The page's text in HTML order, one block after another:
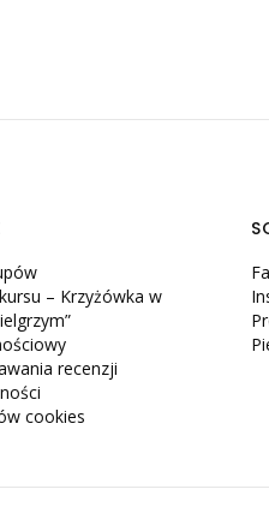
– Krzyżówka w
recenzji
cookies